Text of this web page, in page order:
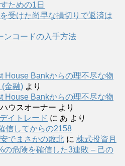
ための1日
受けた尚早な損切りで返済は
ンコードの入手方法
House Bankからの理不尽な物
(金融) より
House Bankからの理不尽な物
ウスオーナー より
イトレード に あ より
信してからの2158
でまさかの敗北 に 株式投資月
の危険を確信した3連敗 – 己の